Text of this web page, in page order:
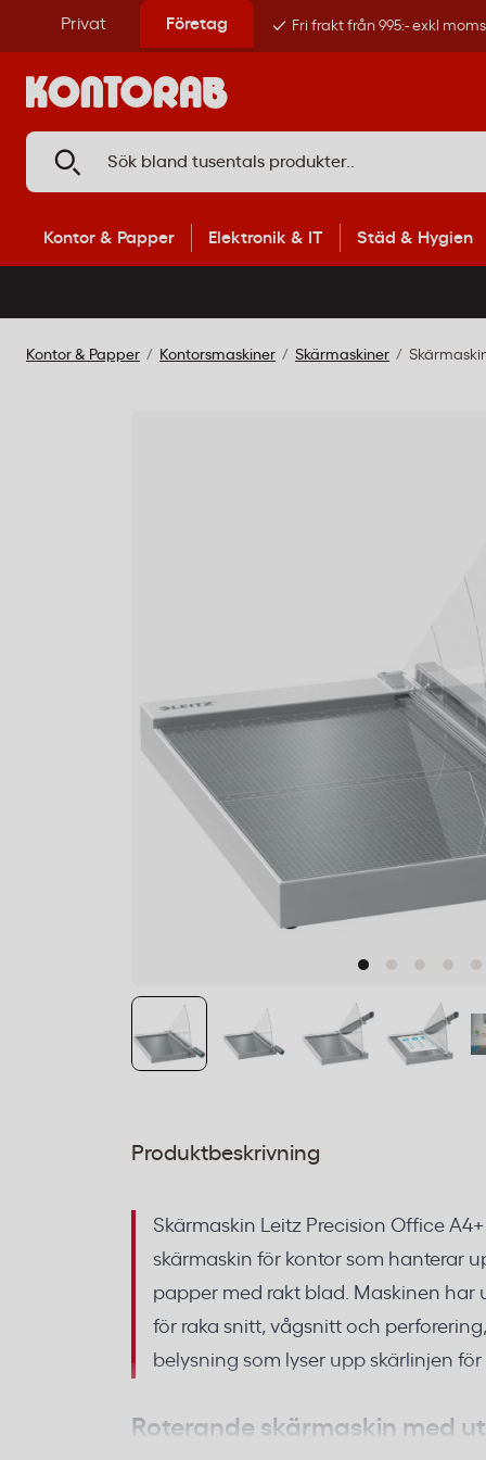
Privat Företag Fri frakt från 995:- exkl moms
Kontor & Papper Elektronik & IT Städ & Hygien
Kontor & Papper Kontorsmaskiner Skärmaskiner
Produktbeskrivning
Skärmaskin Leitz Precision Office
skärmaskin för kontor som hanterar
papper med rakt blad. Maskinen har
för raka snitt, vågsnitt och
belysning som lyser upp skärlinjen
Roterande skärmaskin med